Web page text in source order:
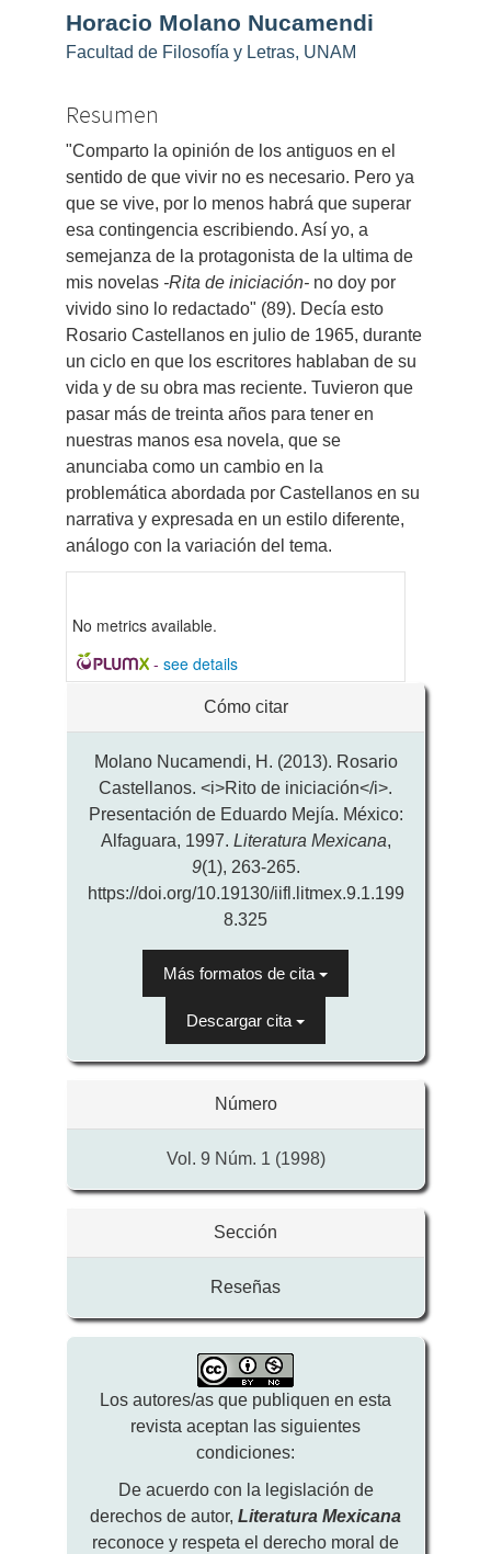
Contenido
principal
Horacio Molano Nucamendi
Facultad de Filosofía y Letras, UNAM
Resumen
"Comparto la opinión de los antiguos en el
sentido de que vivir no es necesario. Pero ya
que se vive, por lo menos habrá que superar
esa contingencia escribiendo. Así yo, a
semejanza de la protagonista de la ultima de
mis novelas -Rita de iniciación- no doy por
vivido sino lo redactado" (89). Decía esto
Rosario Castellanos en julio de 1965, durante
un ciclo en que los escritores hablaban de su
vida y de su obra mas reciente. Tuvieron que
pasar más de treinta años para tener en
nuestras manos esa novela, que se
anunciaba como un cambio en la
problemática abordada por Castellanos en su
narrativa y expresada en un estilo diferente,
análogo con la variación del tema.
No metrics available.
- see details
artículo
Cómo citar
Molano Nucamendi, H. (2013). Rosario
Castellanos. <i>Rito de iniciación</i>.
Presentación de Eduardo Mejía. México:
Alfaguara, 1997. Literatura Mexicana,
9(1), 263-265.
https://doi.org/10.19130/iifl.litmex.9.1.199
8.325
Más formatos de cita
Descargar cita
Número
Vol. 9 Núm. 1 (1998)
Sección
Reseñas
Los autores/as que publiquen en esta
revista aceptan las siguientes
condiciones:
De acuerdo con la legislación de
derechos de autor, Literatura Mexicana
reconoce y respeta el derecho moral de